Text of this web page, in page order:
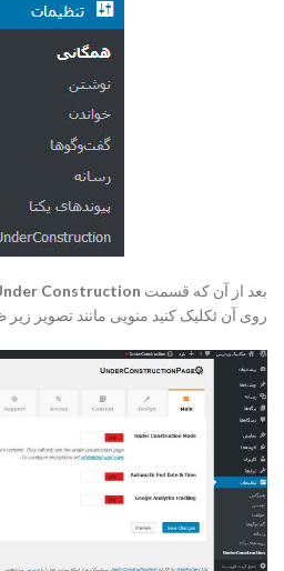
بعد از آن که قسمت Construction
روی آن ئکلیک کنید منویی مانند تصویر